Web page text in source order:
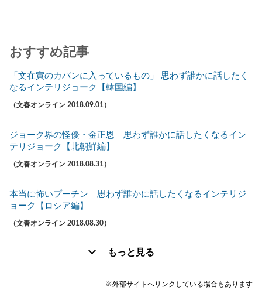
おすすめ記事
「文在寅のカバンに入っているもの」 思わず誰かに話したく
なるインテリジョーク【韓国編】
（文春オンライン 2018.09.01）
ジョーク界の怪優・金正恩 思わず誰かに話したくなるイン
テリジョーク【北朝鮮編】
（文春オンライン 2018.08.31）
本当に怖いプーチン 思わず誰かに話したくなるインテリジ
ョーク【ロシア編】
（文春オンライン 2018.08.30）
もっと見る
※外部サイトへリンクしている場合もあります